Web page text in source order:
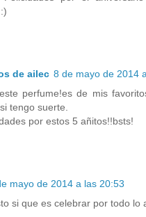
de ailec 8 de mayo de 2014
perfume!es de mis
tengo suerte.
por estos 5 añitos!!bsts!
mayo de 2014 a las 20:53
si que es celebrar por todo lo